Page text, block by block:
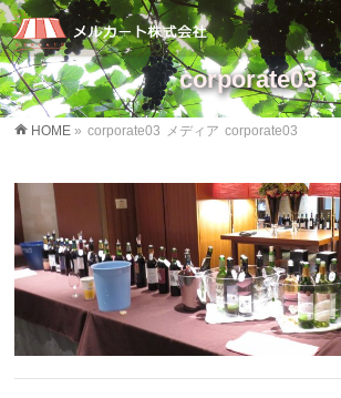
corporate03
HOME » corporate03 メディア corporate03